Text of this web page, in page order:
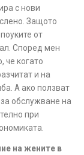
с нови
Защото
от
Според мен
че когато
и на
А ако ползват
обслужване на
при
на жените в